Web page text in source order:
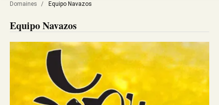
Domaines / Equipo Navazos
Equipo Navazos